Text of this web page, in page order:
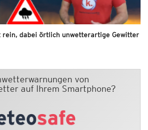
rein, dabei örtlich unwetterartige Gewitter
von
auf Ihrem Smartphone?